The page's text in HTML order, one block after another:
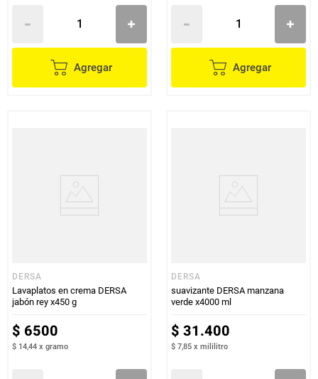
Agregar Agregar
DERSA
Lavaplatos en crema DERSA
jabón rey x450 g
$ 6500
$ 14,44 x gramo
DERSA
suavizante DERSA manzana
verde x4000 ml
$ 31.400
$ 7,85 x mililitro